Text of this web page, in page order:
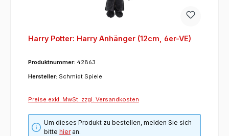
Harry Potter: Harry Anhänger (12cm, 6er-VE)
Produktnummer: 42863
Hersteller: Schmidt Spiele
Preise exkl. MwSt. zzgl. Versandkosten
Um dieses Produkt zu bestellen, melden Sie sich
bittehieran.